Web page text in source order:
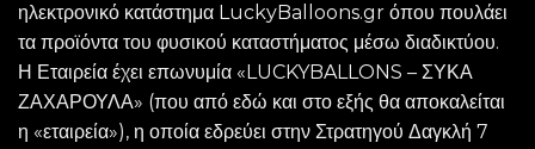
ηλεκτρονικό κατάστημα LuckyBalloons.gr όπου πουλάει
τα προϊόντα του φυσικού καταστήματος μέσω διαδικτύου.
Η Εταιρεία έχει επωνυμία «LUCKYBALLONS – ΣΥΚΑ
ΖΑΧΑΡΟΥΛΑ» (που από εδώ και στο εξής θα αποκαλείται
η «εταιρεία»), η οποία εδρεύει στην Στρατηγού Δαγκλή 7